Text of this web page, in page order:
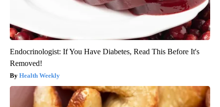
Endocrinologist: If You Have Diabetes, Read This Before It's
Removed!
Health Weekly